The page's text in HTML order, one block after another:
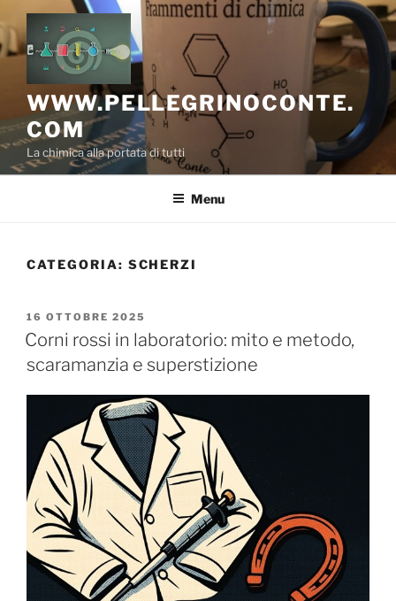
Salta
al
contenuto
WWW.PELLEGRINOCONTE.
COM
La chimica alla portata di tutti
Menu
CATEGORIA: SCHERZI
PUBBLICATO
IL
16 OTTOBRE 2025
Corni rossi in laboratorio: mito e metodo,
scaramanzia e superstizione